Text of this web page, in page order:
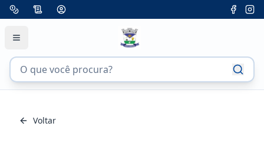
Voltar